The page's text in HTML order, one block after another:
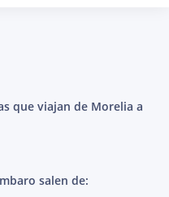
que viajan de Morelia a
salen de: